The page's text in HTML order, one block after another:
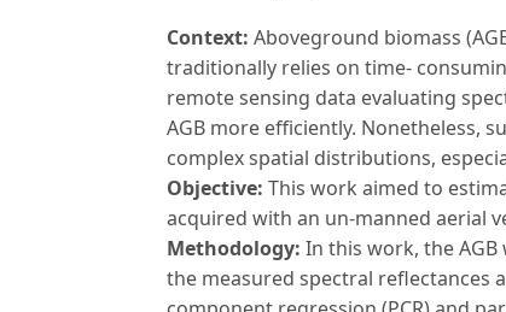
Context: Aboveground biomass
traditionally relies on time-
remote sensing data evaluating
AGB more efficiently. Nonetheless,
complex spatial distributions,
Objective: This work aimed to
acquired with an un-manned aerial
Methodology: In this work, the
the measured spectral reflectances